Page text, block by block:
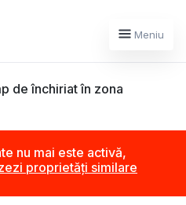
Meniu
de închiriat în zona
nu mai este activă,
proprietăți similare